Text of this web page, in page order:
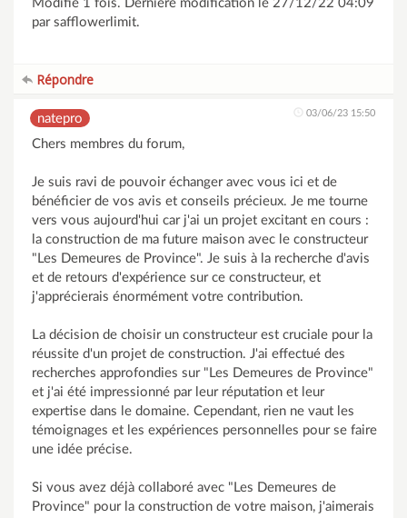
Modifié 1 fois. Dernière modification le 27/12/22 04:09
par safflowerlimit.
Répondre
natepro 03/06/23 15:50
Chers membres du forum,
Je suis ravi de pouvoir échanger avec vous ici et de
bénéficier de vos avis et conseils précieux. Je me tourne
vers vous aujourd'hui car j'ai un projet excitant en cours :
la construction de ma future maison avec le constructeur
"Les Demeures de Province". Je suis à la recherche d'avis
et de retours d'expérience sur ce constructeur, et
j'apprécierais énormément votre contribution.
La décision de choisir un constructeur est cruciale pour la
réussite d'un projet de construction. J'ai effectué des
recherches approfondies sur "Les Demeures de Province"
et j'ai été impressionné par leur réputation et leur
expertise dans le domaine. Cependant, rien ne vaut les
témoignages et les expériences personnelles pour se faire
une idée précise.
Si vous avez déjà collaboré avec "Les Demeures de
Province" pour la construction de votre maison, j'aimerais